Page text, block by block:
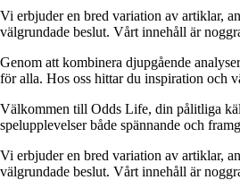
Vi erbjuder en bred variation av artiklar,
välgrundade beslut. Vårt innehåll är
Genom att kombinera djupgående
för alla. Hos oss hittar du inspiration och
Välkommen till Odds Life, din pålitliga
spelupplevelser både spännande och
Vi erbjuder en bred variation av artiklar,
välgrundade beslut. Vårt innehåll är